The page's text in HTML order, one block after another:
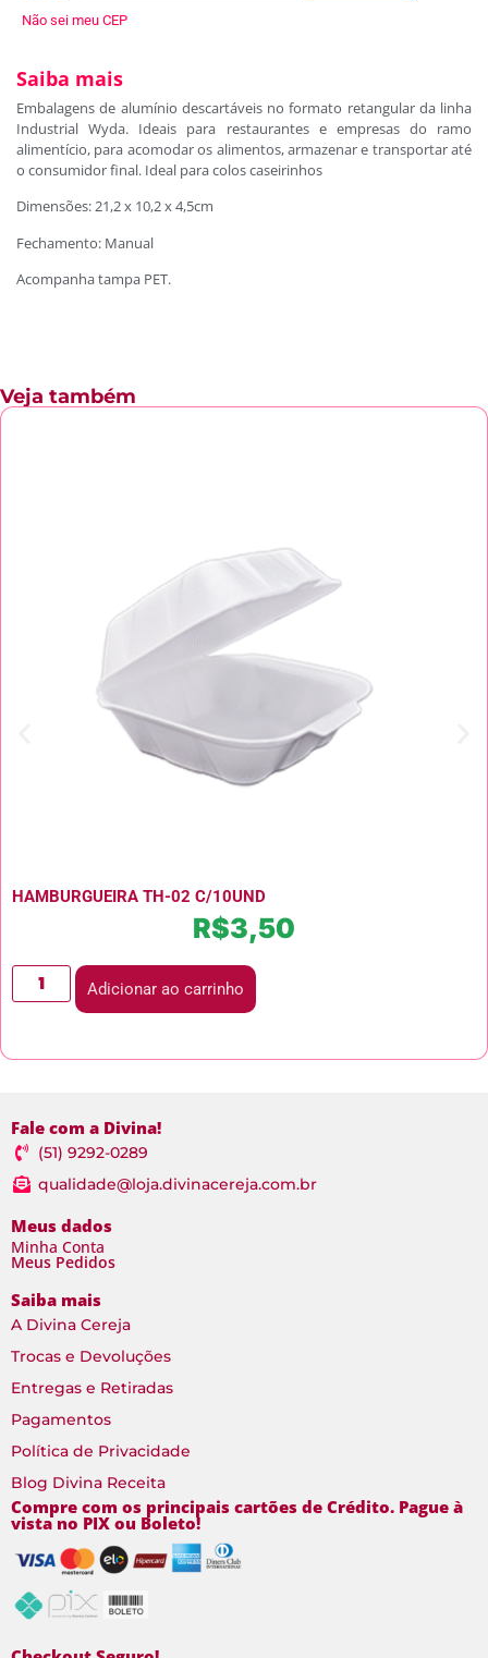
Não sei meu CEP
Saiba mais
Embalagens de alumínio descartáveis no formato retangular da linha
Industrial Wyda. Ideais para restaurantes e empresas do ramo
alimentício, para acomodar os alimentos, armazenar e transportar até
o consumidor final. Ideal para colos caseirinhos
Dimensões: 21,2 x 10,2 x 4,5cm
Fechamento: Manual
Acompanha tampa PET.
Veja também
HAMBURGUEIRA TH-02 C/10UND
R$3,50
Adicionar ao carrinho
Fale com a Divina!
(51) 9292-0289
qualidade@loja.divinacereja.com.br
Meus dados
Minha Conta
Meus Pedidos
Saiba mais
A Divina Cereja
Trocas e Devoluções
Entregas e Retiradas
Pagamentos
Política de Privacidade
Blog Divina Receita
Compre com os principais cartões de Crédito. Pague à
vista no PIX ou Boleto!